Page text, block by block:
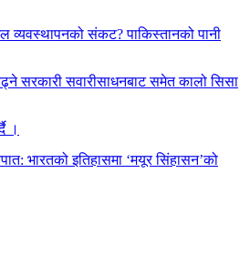
व्यवस्थापनको संकट? पाकिस्तानको पानी
सरकारी सवारीसाधनबाट समेत कालो सिसा
।
भारतको इतिहासमा ‘मयूर सिंहासन’को